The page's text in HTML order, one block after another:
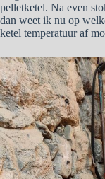
pelletketel. Na even
dan weet ik nu op
ketel temperatuur af